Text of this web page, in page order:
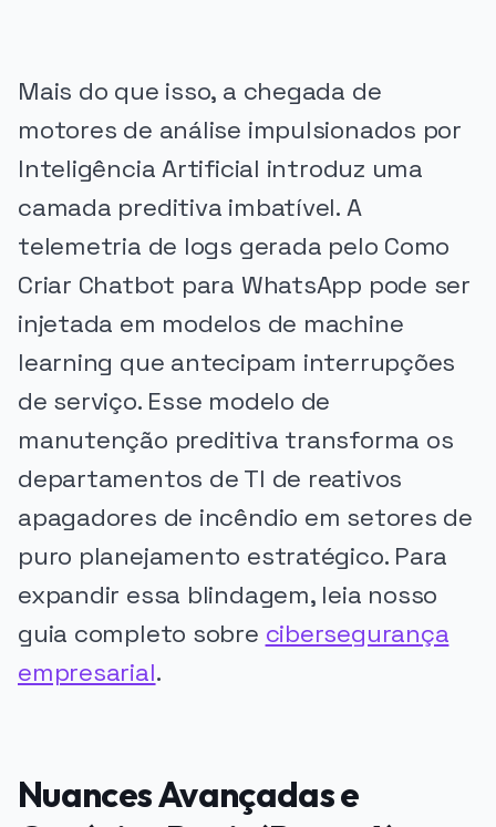
Mais do que isso, a chegada de
motores de análise impulsionados por
Inteligência Artificial introduz uma
camada preditiva imbatível. A
telemetria de logs gerada pelo Como
Criar Chatbot para WhatsApp pode ser
injetada em modelos de machine
learning que antecipam interrupções
de serviço. Esse modelo de
manutenção preditiva transforma os
departamentos de TI de reativos
apagadores de incêndio em setores de
puro planejamento estratégico. Para
expandir essa blindagem, leia nosso
guia completo sobre cibersegurança
empresarial.
Nuances Avançadas e